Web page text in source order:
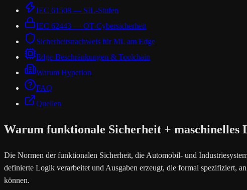
IEC 61508 — SIL-Stufen
IEC 62443 — OT-Cybersicherheit
Sicherheitsnachweis für ML am Edge
Edge-Beschränkungen & Toolchain
Warum Hyperion
FAQ
Quellen
Warum funktionale Sicherheit + maschinelles
Die Normen der funktionalen Sicherheit, die Automobil- und
definierte Logik verarbeitet und Ausgaben erzeugt, die formal spezifiziert,
können.